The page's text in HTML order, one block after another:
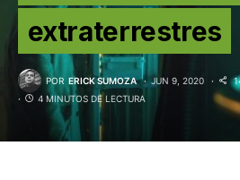
extraterrestres
POR ERICK SUMOZA JUN 9, 2020
4 MINUTOS DE LECTURA